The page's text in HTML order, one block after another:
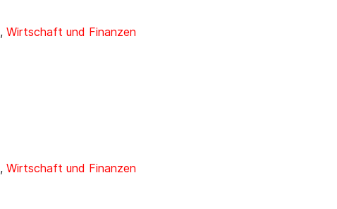
, Wirtschaft und Finanzen
, Wirtschaft und Finanzen